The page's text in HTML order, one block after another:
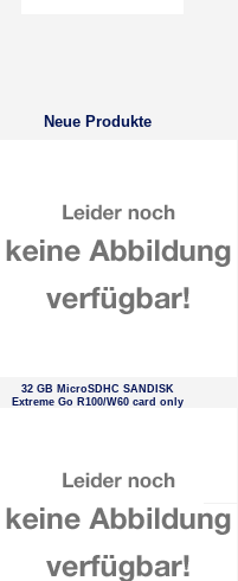
Neue Produkte
32 GB MicroSDHC SANDISK
Extreme Go R100/W60 card only